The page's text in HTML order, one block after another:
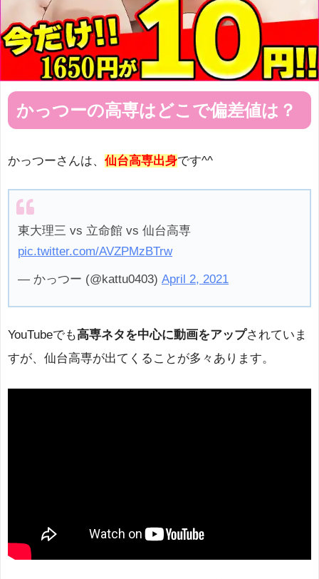
かっつーの高専はどこで偏差値は？
かっつーさんは、 仙台高専出身です^^
東大理三 vs 立命館 vs 仙台高専
pic.twitter.com/AVZPMzBTrw
— かっつー (@kattu0403) April 2, 2021
YouTubeでも高専ネタを中心に動画をアップされていま
すが、仙台高専が出てくることが多々あります。